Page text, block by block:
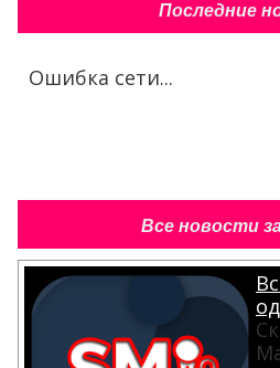
Последние
Ошибка сети...
Все новости